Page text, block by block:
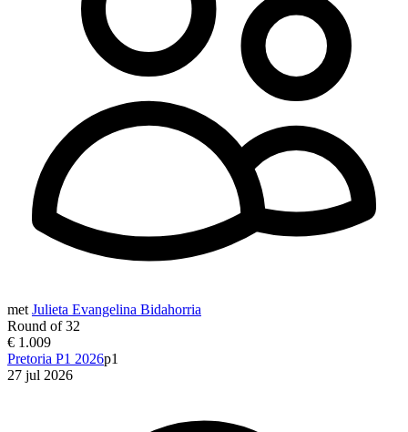
met Julieta Evangelina Bidahorria
Round of 32
€ 1.009
Pretoria P1 2026p1
27 jul 2026